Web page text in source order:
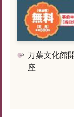
万葉文化館
座